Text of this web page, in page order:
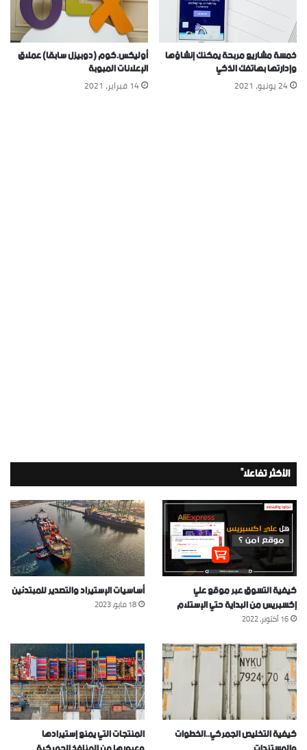
خمسة مشاريع مربحة يمكنك إنشاؤها
وإدارتها بهاتفك الذكي
24 يونيو، 2021
أوليكس.كوم (دوبيزل سابقا) عملاق
الإعلانات المبوبة
14 فبراير، 2021
الأكثر تفاعلاً
كيفية التسوق عبر موقع علي
إكسبريس من البداية حتي الإستلام
16 أكتوبر، 2022
أساسيات الإستيراد والتصدير للمبتدئين
18 مايو، 2023
كيفية التخليص الجمركي..الخطوات المنتجات التي يمنع إستيرادها